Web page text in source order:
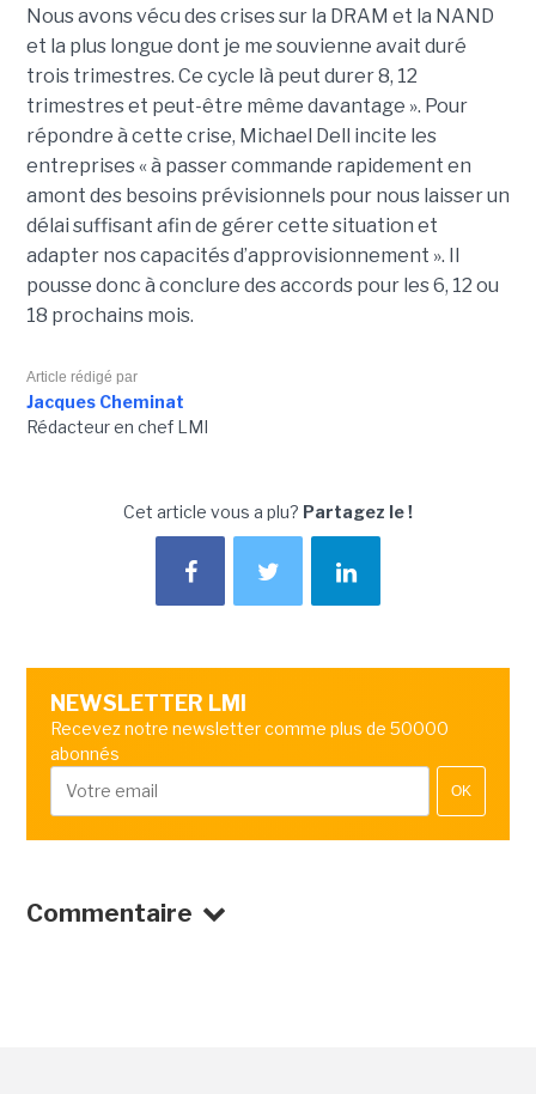
Nous avons vécu des crises sur la DRAM et la NAND
et la plus longue dont je me souvienne avait duré
trois trimestres. Ce cycle là peut durer 8, 12
trimestres et peut-être même davantage ». Pour
répondre à cette crise, Michael Dell incite les
entreprises « à passer commande rapidement en
amont des besoins prévisionnels pour nous laisser un
délai suffisant afin de gérer cette situation et
adapter nos capacités d’approvisionnement ». Il
pousse donc à conclure des accords pour les 6, 12 ou
18 prochains mois.
Article rédigé par
Jacques Cheminat
Rédacteur en chef LMI
Cet article vous a plu? Partagez le !
NEWSLETTER LMI
Recevez notre newsletter comme plus de 50000
abonnés
OK
Commentaire